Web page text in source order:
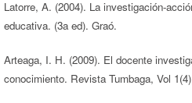
Latorre, A. (2004). La investigación-
educativa. (3a ed). Graó.
Arteaga, I. H. (2009). El docente
conocimiento. Revista Tumbaga, Vol